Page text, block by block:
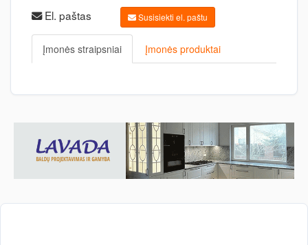
El. paštas
Susisiekti el. paštu
Įmonės straipsniai Įmonės produktai